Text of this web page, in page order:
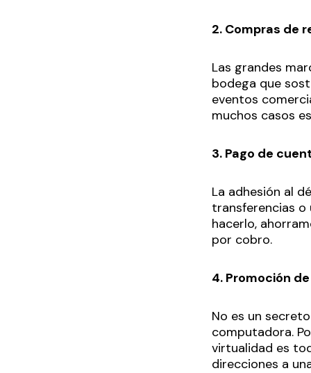
2. Compras de
Las grandes
bodega que
eventos
muchos casos
3. Pago de
La adhesión al
transferencias o
hacerlo,
por cobro.
4. Promoción
No es un
computadora.
virtualidad es
direcciones a